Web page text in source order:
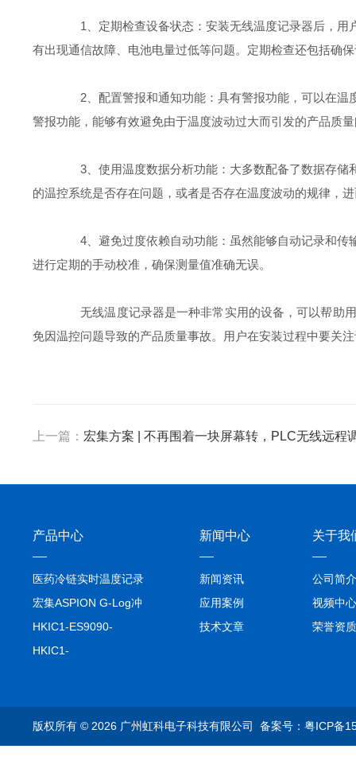
1、定期检查设备状态：安装无线温度记录器后，用
有出现通信故障、电池电量过低等问题。定期检查还包括确
2、配置警报和通知功能：具有警报功能，可以在温
警报功能，能够有效避免由于温度波动过大而引发的产品质
3、使用温度数据分析功能：大多数配备了数据存储
的温控系统是否存在问题，或者是否存在温度波动的规律，
4、避免过度依赖自动功能：虽然能够自动记录和传
进行定期的手动校准，确保测量值准确无误。
无线温度记录器是一种非常实用的设备，可以帮助用
免因温控问题导致的产品质量事故。用户在安装过程中要关
上一篇： 宏集方案 | 不再围着一块屏幕转，PLC无线远程
产品中心
医药冷链实时温度记录
仪TIVE Solo 5G
宏集ASPION G-Log冲
击记录仪
HKIC1-ES9090-
setA100/1000base-T1
HKIC1-
析仪
新闻中心
新闻资讯
应用案例
技术文章
关于我
公司简介
视频中心
荣誉资质
版权所有 © 2026 广州虹科电子科技有限公司 备案号：粤ICP备